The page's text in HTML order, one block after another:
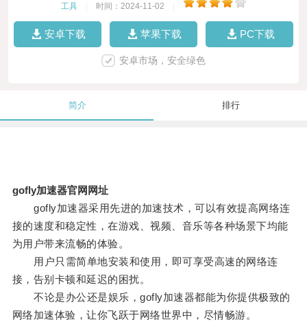
工具 时间：2024-11-02
安卓下载 苹果下载 PC下载
安卓市场，安全绿色
简介 排行
gofly加速器官网网址
gofly加速器采用先进的加速技术，可以有效提高网络连
接的速度和稳定性，在游戏、视频、音乐等各种场景下均能
为用户带来流畅的体验。
用户只需简单地安装和使用，即可享受高速的网络连
接，告别卡顿和延迟的困扰。
不论是办公还是娱乐，gofly加速器都能为你提供极致的
网络加速体验，让你飞跃于网络世界中，尽情畅游。